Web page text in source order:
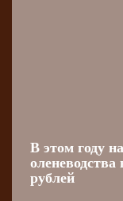
В этом году
рублей